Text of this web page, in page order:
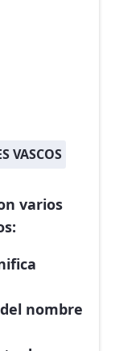
VASCOS
varios
nombre